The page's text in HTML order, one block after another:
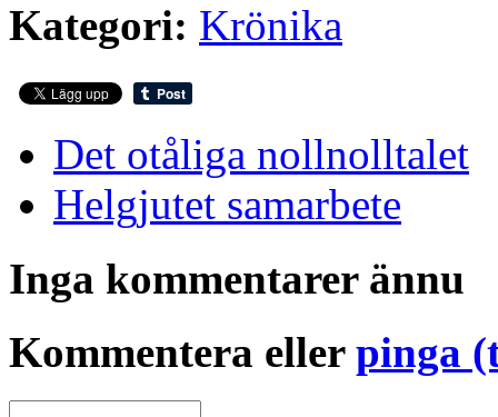
Kategori: Krönika
Det otåliga nollnolltalet
Helgjutet samarbete
Inga kommentarer ännu
Kommentera eller pinga